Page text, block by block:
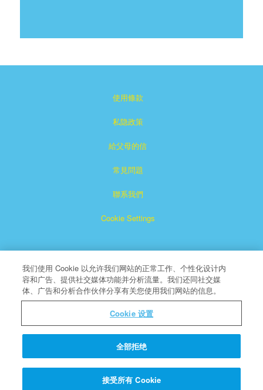
使用條款
私隐政策
給父母的信
常見問題
聯系我們
Cookie Settings
版權所有
About CBN
我们使用 Cookie 以允许我们网站的正常工作、个性化设计内
容和广告、提供社交媒体功能并分析流量。我们还同社交媒
体、广告和分析合作伙伴分享有关您使用我们网站的信息。
Cookie 设置
全部拒绝
接受所有 Cookie